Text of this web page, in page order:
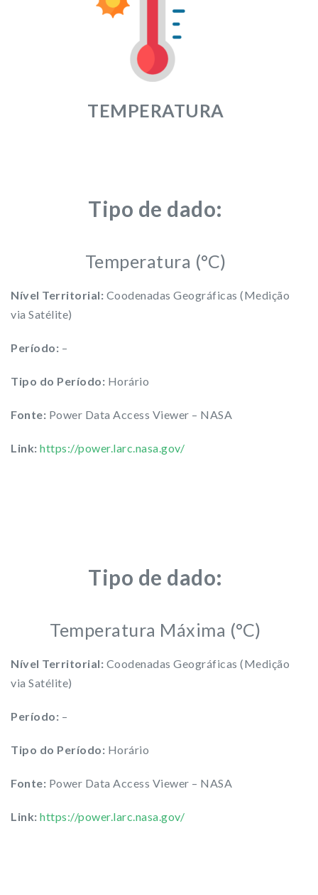
TEMPERATURA
Tipo de dado:
Temperatura (°C)
Nível Territorial: Coodenadas Geográficas (Medição
via Satélite)
Período: –
Tipo do Período: Horário
Fonte: Power Data Access Viewer – NASA
Link: https://power.larc.nasa.gov/
Tipo de dado:
Temperatura Máxima (°C)
Nível Territorial: Coodenadas Geográficas (Medição
via Satélite)
Período: –
Tipo do Período: Horário
Fonte: Power Data Access Viewer – NASA
Link: https://power.larc.nasa.gov/